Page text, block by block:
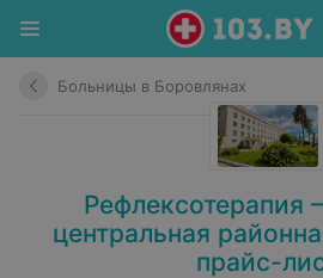
Больницы в Боровлянах
Рефлексотерапия
центральная
прайс-